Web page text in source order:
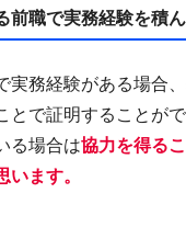
前職で実務経験を積
実務経験がある場合
とで証明することが
る場合は協力を得る
います。